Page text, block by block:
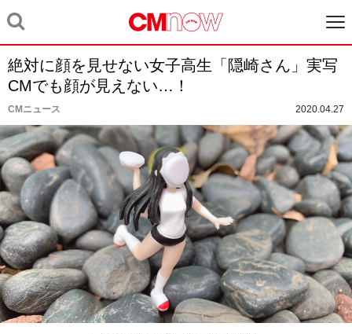
絶対に顔を見せない女子高生「隠崎さん」実写
CMでも顔が見えない…！
CMニュース 2020.04.27